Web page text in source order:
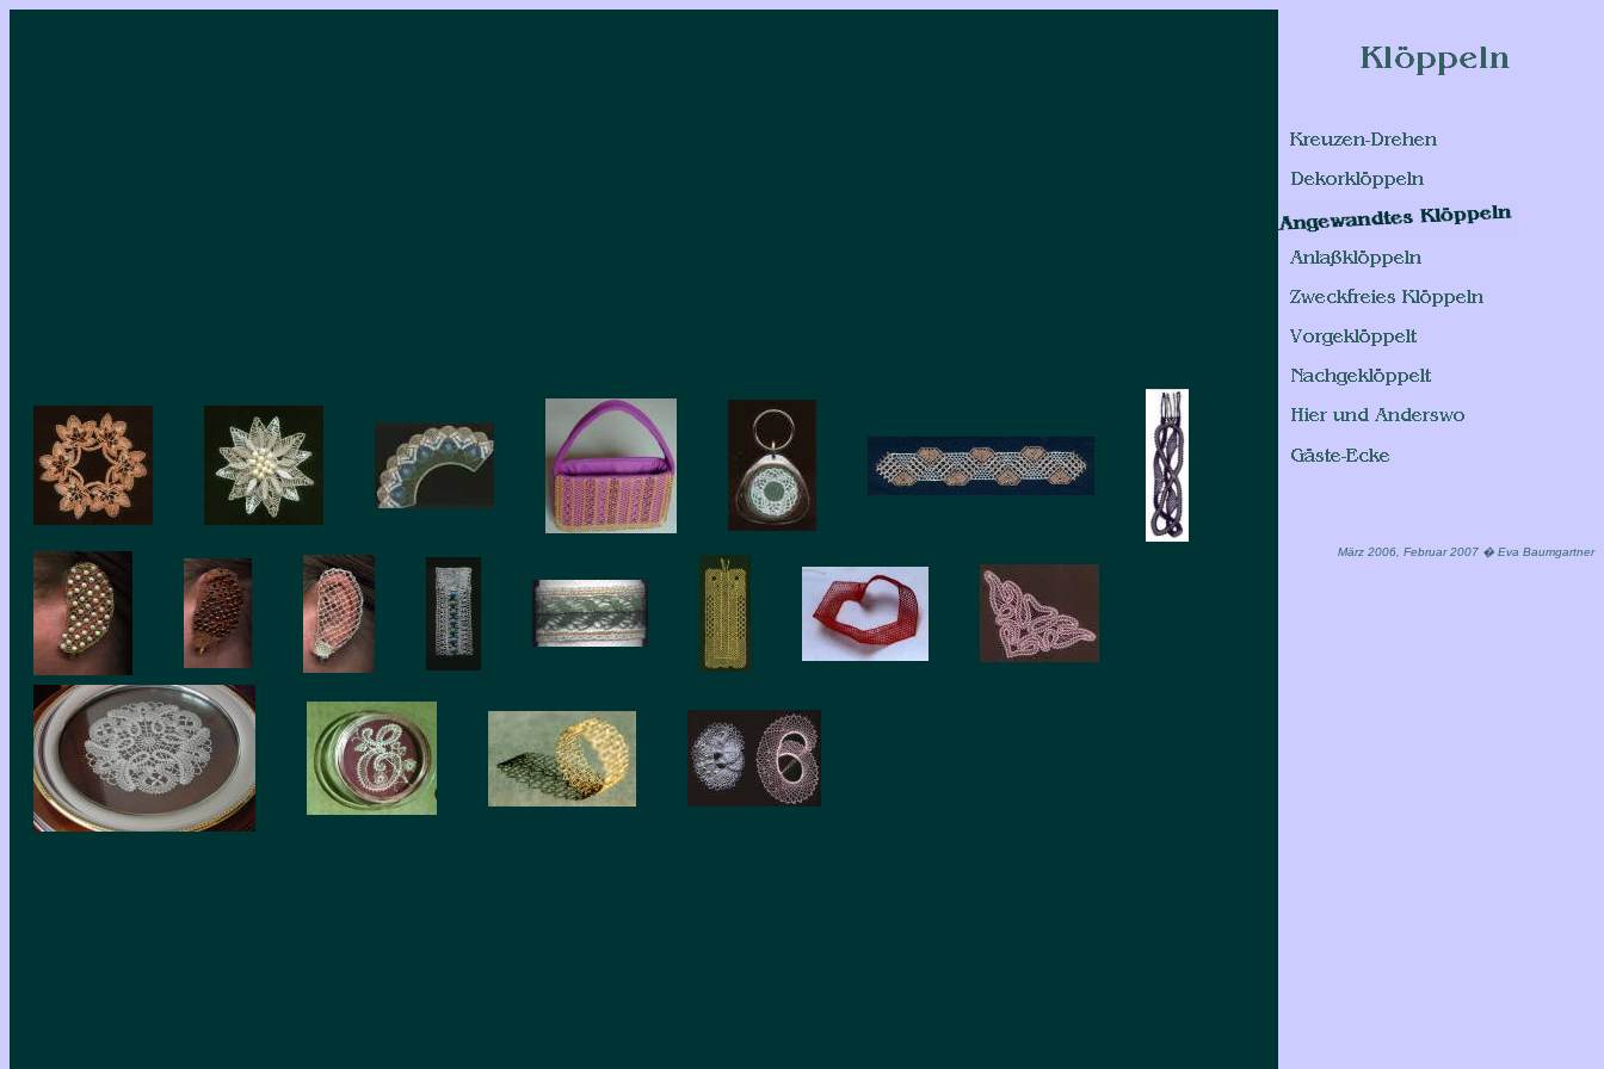
März 2006, Februar 2007 � Eva Baumgartner